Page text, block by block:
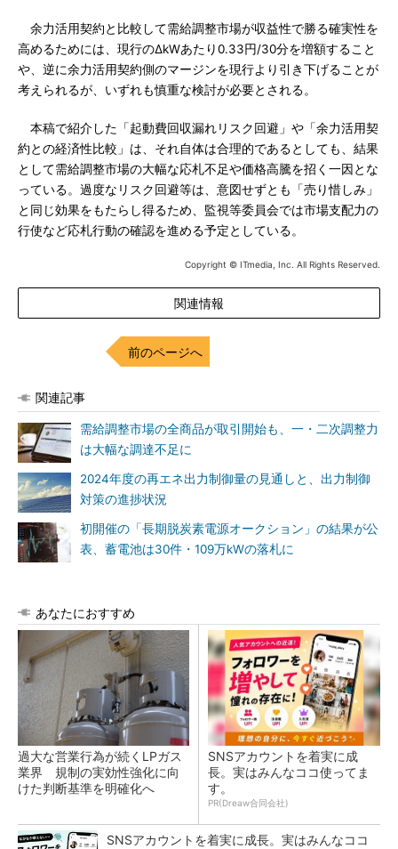
余力活用契約と比較して需給調整市場が収益性で勝る確実性を
高めるためには、現行のΔkWあたり0.33円/30分を増額すること
や、逆に余力活用契約側のマージンを現行より引き下げることが
考えられるが、いずれも慎重な検討が必要とされる。
本稿で紹介した「起動費回収漏れリスク回避」や「余力活用契
約との経済性比較」は、それ自体は合理的であるとしても、結果
として需給調整市場の大幅な応札不足や価格高騰を招く一因とな
っている。過度なリスク回避等は、意図せずとも「売り惜しみ」
と同じ効果をもたらし得るため、監視等委員会では市場支配力の
行使など応札行動の確認を進める予定としている。
Copyright © ITmedia, Inc. All Rights Reserved.
関連情報
前のページへ
関連記事
需給調整市場の全商品が取引開始も、一・二次調整力
は大幅な調達不足に
2024年度の再エネ出力制御量の見通しと、出力制御
対策の進捗状況
初開催の「長期脱炭素電源オークション」の結果が公
表、蓄電池は30件・109万kWの落札に
あなたにおすすめ
過大な営業行為が続くLPガス
業界 規制の実効性強化に向
けた判断基準を明確化へ
SNSアカウントを着実に成
長。実はみんなココ使ってま
す。
PR(Dreaw合同会社)
SNSアカウントを着実に成長。実はみんなココ